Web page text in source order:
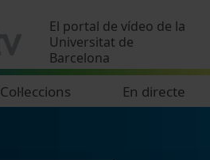
El portal de vídeo de la
Universitat de
Barcelona
Col·leccions En directe